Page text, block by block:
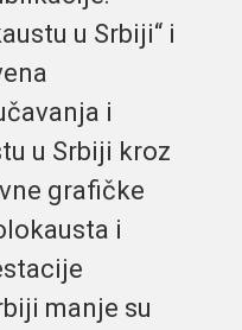
u Srbiji“ i
i
u Srbiji kroz
grafičke
i
manje su